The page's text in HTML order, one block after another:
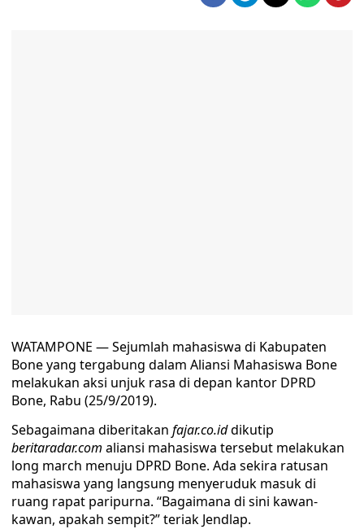
WATAMPONE — Sejumlah mahasiswa di Kabupaten
Bone yang tergabung dalam Aliansi Mahasiswa Bone
melakukan aksi unjuk rasa di depan kantor DPRD
Bone, Rabu (25/9/2019).
Sebagaimana diberitakan fajar.co.iddikutip
beritaradar.com aliansi mahasiswa tersebut melakukan
long march menuju DPRD Bone. Ada sekira ratusan
mahasiswa yang langsung menyeruduk masuk di
ruang rapat paripurna. “Bagaimana di sini kawan-
kawan, apakah sempit?” teriak Jendlap.